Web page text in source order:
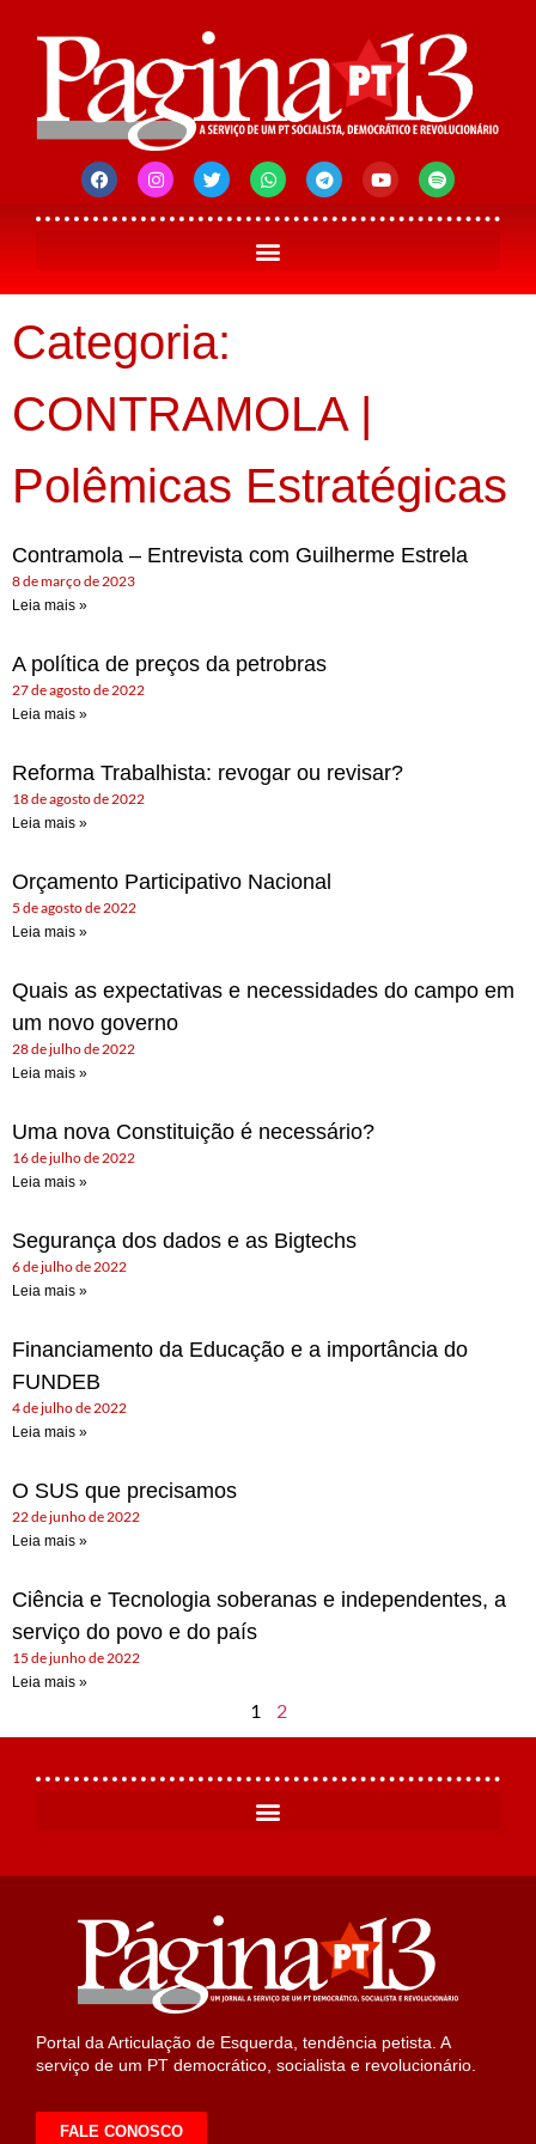
Categoria:
CONTRAMOLA |
Polêmicas Estratégicas
Contramola – Entrevista com Guilherme Estrela
8 de março de 2023
Leia mais »
A política de preços da petrobras
27 de agosto de 2022
Leia mais »
Reforma Trabalhista: revogar ou revisar?
18 de agosto de 2022
Leia mais »
Orçamento Participativo Nacional
5 de agosto de 2022
Leia mais »
Quais as expectativas e necessidades do campo em
um novo governo
28 de julho de 2022
Leia mais »
Uma nova Constituição é necessário?
16 de julho de 2022
Leia mais »
Segurança dos dados e as Bigtechs
6 de julho de 2022
Leia mais »
Financiamento da Educação e a importância do
FUNDEB
4 de julho de 2022
Leia mais »
O SUS que precisamos
22 de junho de 2022
Leia mais »
Ciência e Tecnologia soberanas e independentes, a
serviço do povo e do país
15 de junho de 2022
Leia mais »
1 2
Portal da Articulação de Esquerda, tendência petista. A
serviço de um PT democrático, socialista e revolucionário.
FALE CONOSCO